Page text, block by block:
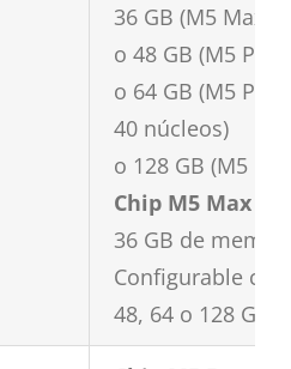
36 GB (M5 Max
o 48 GB (M5 Pro
o 64 GB (M5 Pro
40 núcleos)
o 128 GB (M5
Chip M5 Max de
36 GB de
Configurable con:
48, 64 o 128 GB